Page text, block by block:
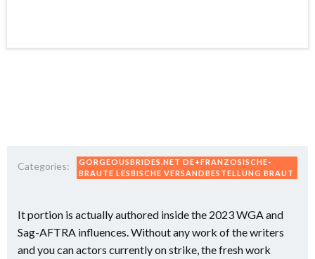
Categories:
GORGEOUSBRIDES.NET DE+FRANZOSISCHE-
BRAUTE LESBISCHE VERSANDBESTELLUNG BRAUT
It portion is actually authored inside the 2023 WGA and
Sag-AFTRA influences. Without any work of the writers
and you can actors currently on strike, the fresh work